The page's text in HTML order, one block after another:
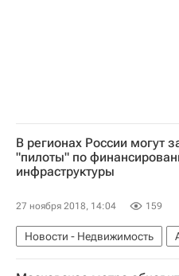
В регионах России могут
"пилоты" по
инфраструктуры
27 ноября 2018, 14:04 159
Новости - Недвижимость
"Дом.РФ"